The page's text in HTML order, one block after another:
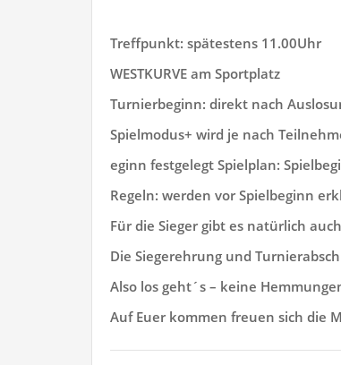
Treffpunkt: spätestens 11.00Uhr
WESTKURVE am Sportplatz
Turnierbeginn: direkt nach
Spielmodus+ wird je nach
eginn festgelegt Spielplan:
Regeln: werden vor Spielbeginn
Für die Sieger gibt es natürlich
Die Siegerehrung und
Also los geht´s – keine
Auf Euer kommen freuen sich die